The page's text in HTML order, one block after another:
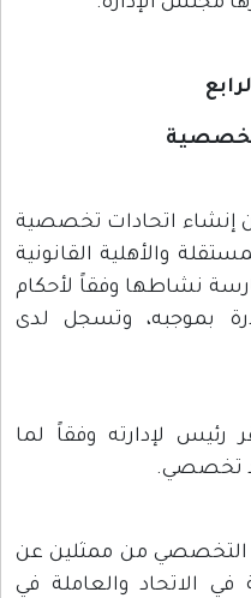
إنشاء اتحادات تخصصية
والأهلية القانونية
نشاطها وفقاً لأحكام
بموجبه، وتسجل لدى
لإدارته وفقاً لما
تخصصي.
التخصصي من ممثلين عن
الاتحاد والعاملة في